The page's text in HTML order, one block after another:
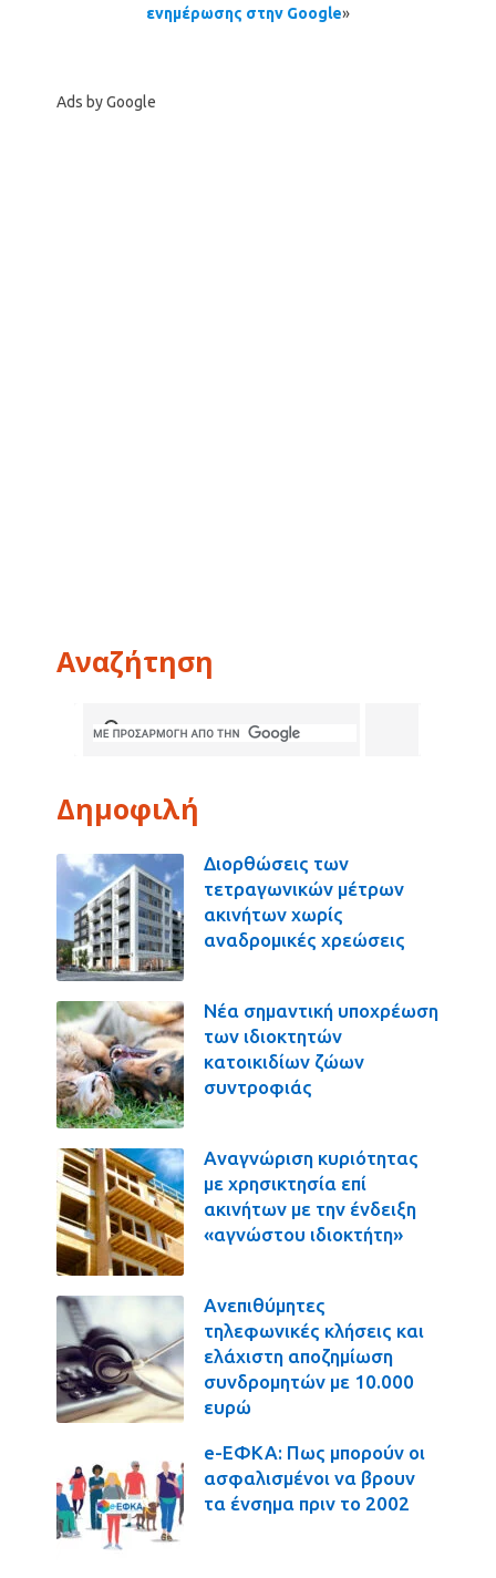
ενημέρωσης στην Google»
Ads by Google
Αναζήτηση
Δημοφιλή
Διορθώσεις των
τετραγωνικών μέτρων
ακινήτων χωρίς
αναδρομικές χρεώσεις
Νέα σημαντική υποχρέωση
των ιδιοκτητών
κατοικιδίων ζώων
συντροφιάς
Αναγνώριση κυριότητας
με χρησικτησία επί
ακινήτων με την ένδειξη
«αγνώστου ιδιοκτήτη»
Ανεπιθύμητες
τηλεφωνικές κλήσεις και
ελάχιστη αποζημίωση
συνδρομητών με 10.000
ευρώ
e-ΕΦΚΑ: Πως μπορούν οι
ασφαλισμένοι να βρουν
τα ένσημα πριν το 2002